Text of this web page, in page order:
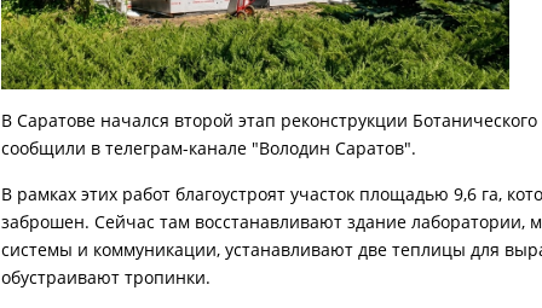
В Саратове начался второй этап реконструкции
сообщили в телеграм-канале "Володин Саратов".
В рамках этих работ благоустроят участок площадью 9,6 га,
заброшен. Сейчас там восстанавливают здание
системы и коммуникации, устанавливают две теплицы для
обустраивают тропинки.